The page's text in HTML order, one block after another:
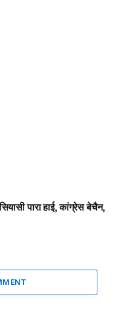
पारा हाई, कांग्रेस बेचैन,